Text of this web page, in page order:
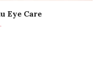
Eye Care